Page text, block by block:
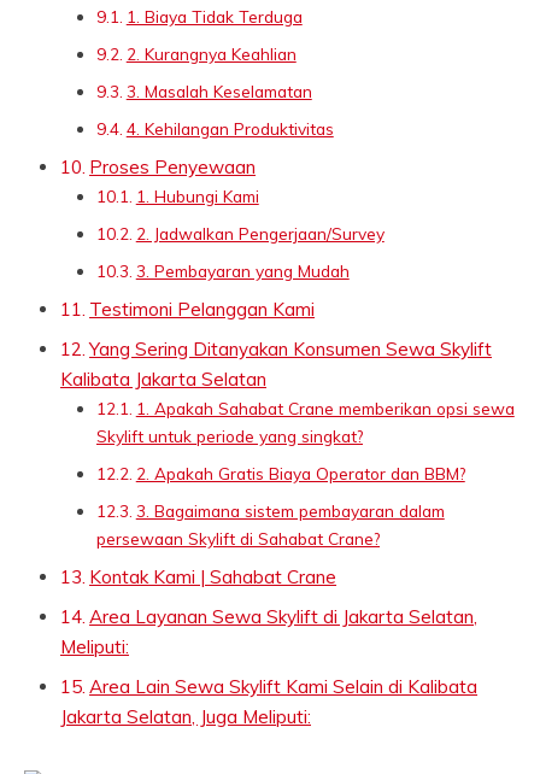
1. Biaya Tidak Terduga
2. Kurangnya Keahlian
3. Masalah Keselamatan
4. Kehilangan Produktivitas
Proses Penyewaan
1. Hubungi Kami
2. Jadwalkan Pengerjaan/Survey
3. Pembayaran yang Mudah
Testimoni Pelanggan Kami
Yang Sering Ditanyakan Konsumen Sewa Skylift
Kalibata Jakarta Selatan
1. Apakah Sahabat Crane memberikan opsi sewa
Skylift untuk periode yang singkat?
2. Apakah Gratis Biaya Operator dan BBM?
3. Bagaimana sistem pembayaran dalam
persewaan Skylift di Sahabat Crane?
Kontak Kami | Sahabat Crane
Area Layanan Sewa Skylift di Jakarta Selatan,
Meliputi:
Area Lain Sewa Skylift Kami Selain di Kalibata
Jakarta Selatan, Juga Meliputi: